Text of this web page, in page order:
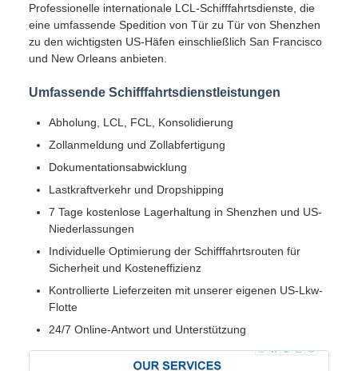
Professionelle internationale LCL-Schifffahrtsdienste, die
eine umfassende Spedition von Tür zu Tür von Shenzhen
zu den wichtigsten US-Häfen einschließlich San Francisco
und New Orleans anbieten.
Umfassende Schifffahrtsdienstleistungen
Abholung, LCL, FCL, Konsolidierung
Zollanmeldung und Zollabfertigung
Dokumentationsabwicklung
Lastkraftverkehr und Dropshipping
7 Tage kostenlose Lagerhaltung in Shenzhen und US-
Niederlassungen
Individuelle Optimierung der Schifffahrtsrouten für
Sicherheit und Kosteneffizienz
Kontrollierte Lieferzeiten mit unserer eigenen US-Lkw-
Flotte
24/7 Online-Antwort und Unterstützung